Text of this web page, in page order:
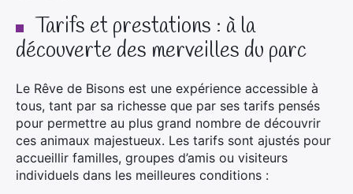
Tarifs et prestations : à la
découverte des merveilles du parc
Le Rêve de Bisons est une expérience accessible à
tous, tant par sa richesse que par ses tarifs pensés
pour permettre au plus grand nombre de découvrir
ces animaux majestueux. Les tarifs sont ajustés pour
accueillir familles, groupes d’amis ou visiteurs
individuels dans les meilleures conditions :